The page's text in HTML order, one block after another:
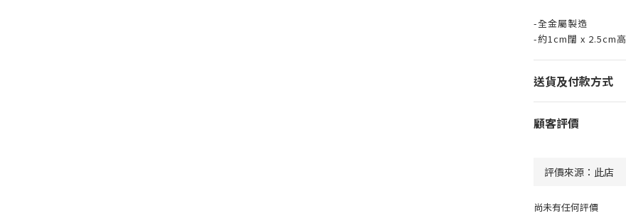
-全金屬製造
-約1cm闊 x 2.5cm高
送貨及付款方式
顧客評價
尚未有任何評價